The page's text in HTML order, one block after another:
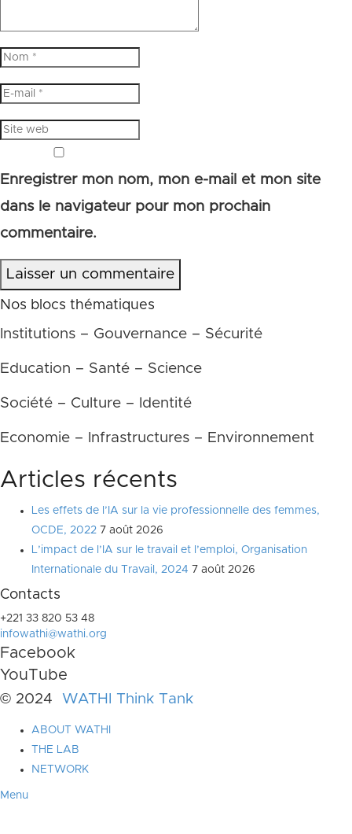
Enregistrer mon nom, mon e-mail et mon site
dans le navigateur pour mon prochain
commentaire.
Laisser un commentaire
Nos blocs thématiques
Institutions – Gouvernance – Sécurité
Education – Santé – Science
Société – Culture – Identité
Economie – Infrastructures – Environnement
Articles récents
Les effets de l’IA sur la vie professionnelle des femmes,
OCDE, 2022 7 août 2026
L’impact de l’IA sur le travail et l’emploi, Organisation
Internationale du Travail, 2024 7 août 2026
Contacts
+221 33 820 53 48
infowathi@wathi.org
Facebook
YouTube
© 2024 WATHI Think Tank
ABOUT WATHI
THE LAB
NETWORK
Menu